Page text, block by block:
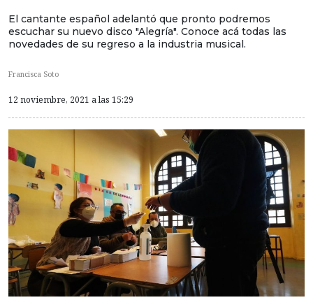
El cantante español adelantó que pronto podremos
escuchar su nuevo disco "Alegría". Conoce acá todas las
novedades de su regreso a la industria musical.
Francisca Soto
12 noviembre, 2021 a las 15:29